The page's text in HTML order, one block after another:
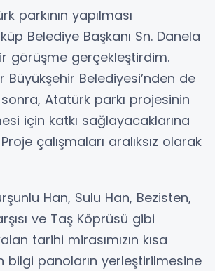
parkının yapılması
Belediye Başkanı Sn. Danela
görüşme gerçekleştirdim.
Büyükşehir Belediyesi’nden de
Atatürk parkı projesinin
için katkı sağlayacaklarına
çalışmaları aralıksız olarak
Han, Sulu Han, Bezisten,
ve Taş Köprüsü gibi
tarihi mirasımızın kısa
bilgi panoların yerleştirilmesine